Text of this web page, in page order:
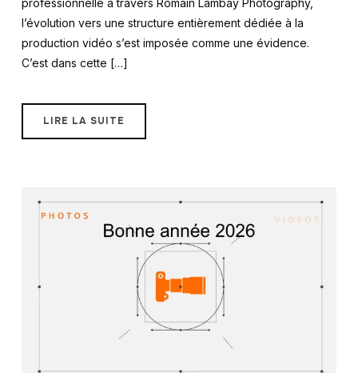
professionnelle à travers Romain Lambay Photography,
l’évolution vers une structure entièrement dédiée à la
production vidéo s’est imposée comme une évidence.
C’est dans cette […]
LIRE LA SUITE